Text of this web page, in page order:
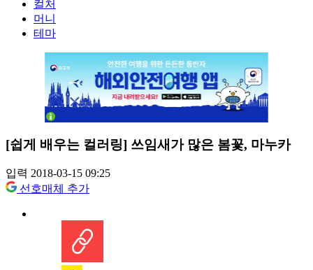
컬처
머니
테마
[쉽게 배우는 컬러링] 쓰임새가 많은 봄꽃, 마누카
입력 2018-03-15 09:25
선호매체 추가